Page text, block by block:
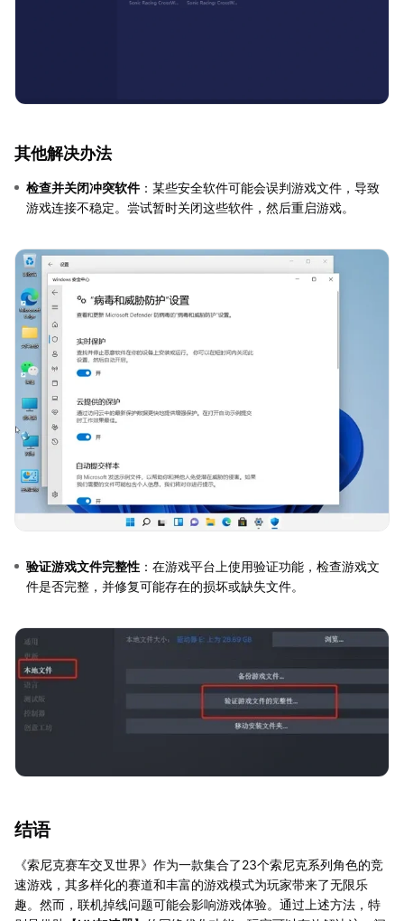
其他解决办法
检查并关闭冲突软件：某些安全软件可能会误判游戏文件，导致
游戏连接不稳定。尝试暂时关闭这些软件，然后重启游戏。
验证游戏文件完整性 ：在游戏平台上使用验证功能，检查游戏文
件是否完整，并修复可能存在的损坏或缺失文件。
结语
《索尼克赛车交叉世界》作为一款集合了23个索尼克系列角色的竞
速游戏，其多样化的赛道和丰富的游戏模式为玩家带来了无限乐
趣。然而，联机掉线问题可能会影响游戏体验。通过上述方法，特